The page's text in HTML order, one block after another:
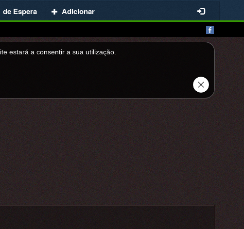
de Espera Adicionar
estará a consentir a sua utilizaçăo.